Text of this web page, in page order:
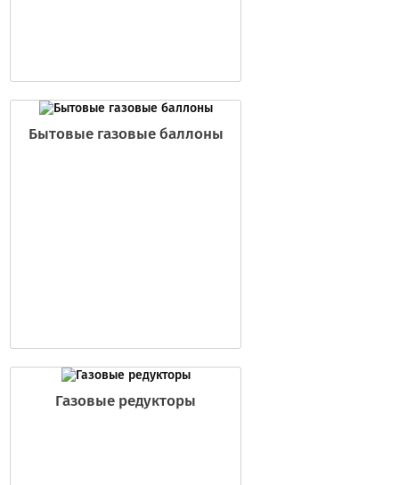
Бытовые газовые баллоны
Газовые редукторы